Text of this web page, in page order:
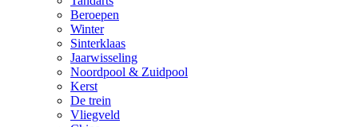
Beroepen
Winter
Sinterklaas
Jaarwisseling
Noordpool & Zuidpool
Kerst
De trein
Vliegveld